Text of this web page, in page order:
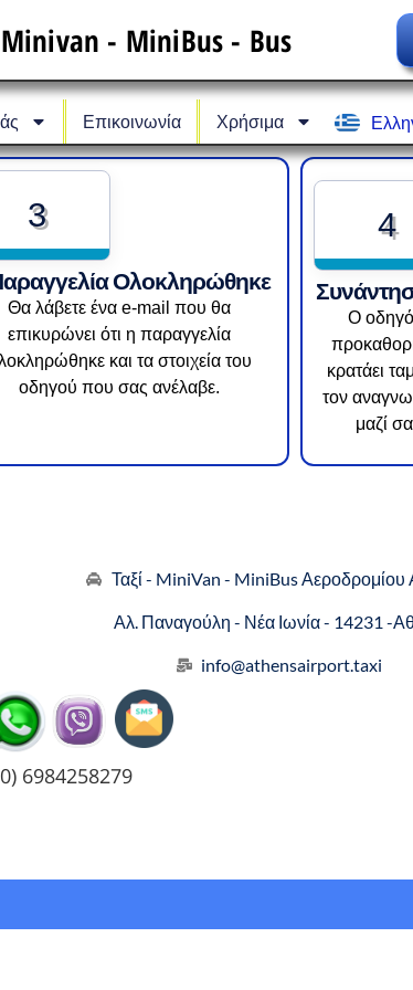
- MiniBus - Bus
Επικοινωνία Χρήσιμα
3
Ολοκληρώθηκε
Θα λάβετε ένα e-mail που θα
επικυρώνει ότι η παραγγελία
και τα στοιχεία του
οδηγού που σας ανέλαβε.
4
Ο
κρατάει
τον
μαζί
Ταξί - MiniVan - MiniBus
Αλ. Παναγούλη - Νέα Ιωνία - 14231 -
info@athensairport.taxi
6984258279